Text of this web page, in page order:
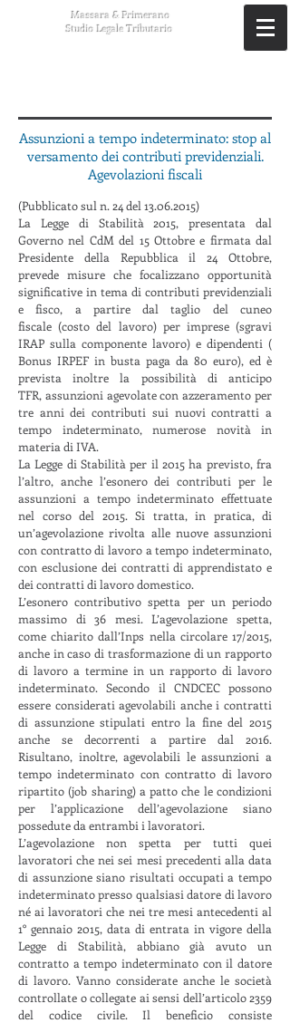
Massara & Primerano
Studio Legale Tributario
Assunzioni a tempo indeterminato: stop al
versamento dei contributi previdenziali.
Agevolazioni fiscali
(Pubblicato sul n. 24 del 13.06.2015)
La Legge di Stabilità 2015, presentata dal
Governo nel CdM del 15 Ottobre e firmata dal
Presidente della Repubblica il 24 Ottobre,
prevede misure che focalizzano opportunità
significative in tema di contributi previdenziali
e fisco, a partire dal taglio del cuneo
fiscale (costo del lavoro) per imprese (sgravi
IRAP sulla componente lavoro) e dipendenti (
Bonus IRPEF in busta paga da 80 euro), ed è
prevista inoltre la possibilità di anticipo
TFR, assunzioni agevolate con azzeramento per
tre anni dei contributi sui nuovi contratti a
tempo indeterminato, numerose novità in
materia di IVA.
La Legge di Stabilità per il 2015 ha previsto, fra
l’altro, anche l’esonero dei contributi per le
assunzioni a tempo indeterminato effettuate
nel corso del 2015. Si tratta, in pratica, di
un’agevolazione rivolta alle nuove assunzioni
con contratto di lavoro a tempo indeterminato,
con esclusione dei contratti di apprendistato e
dei contratti di lavoro domestico.
L’esonero contributivo spetta per un periodo
massimo di 36 mesi. L’agevolazione spetta,
come chiarito dall’Inps nella circolare 17/2015,
anche in caso di trasformazione di un rapporto
di lavoro a termine in un rapporto di lavoro
indeterminato. Secondo il CNDCEC possono
essere considerati agevolabili anche i contratti
di assunzione stipulati entro la fine del 2015
anche se decorrenti a partire dal 2016.
Risultano, inoltre, agevolabili le assunzioni a
tempo indeterminato con contratto di lavoro
ripartito (job sharing) a patto che le condizioni
per l’applicazione dell’agevolazione siano
possedute da entrambi i lavoratori.
L’agevolazione non spetta per tutti quei
lavoratori che nei sei mesi precedenti alla data
di assunzione siano risultati occupati a tempo
indeterminato presso qualsiasi datore di lavoro
né ai lavoratori che nei tre mesi antecedenti al
1° gennaio 2015, data di entrata in vigore della
Legge di Stabilità, abbiano già avuto un
contratto a tempo indeterminato con il datore
di lavoro. Vanno considerate anche le società
controllate o collegate ai sensi dell’articolo 2359
del codice civile. Il beneficio consiste